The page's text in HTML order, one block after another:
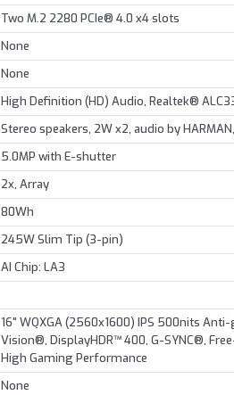
Two M.2 2280 PCIe® 4.0 x4 slots
None
None
High Definition (HD) Audio, Realtek®
Stereo speakers, 2W x2, audio by
5.0MP with E-shutter
2x, Array
80Wh
245W Slim Tip (3-pin)
AI Chip: LA3
16" WQXGA (2560x1600) IPS 500nits
Vision®, DisplayHDR™ 400, G-SYNC®,
High Gaming Performance
None